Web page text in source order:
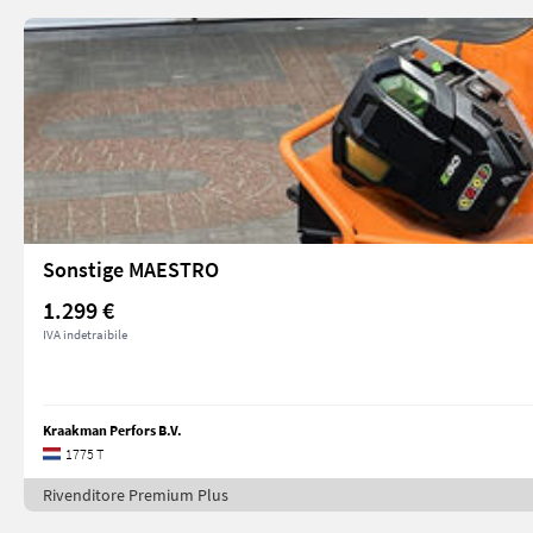
Sonstige MAESTRO
1.299 €
IVA indetraibile
Kraakman Perfors B.V.
1775 T
Rivenditore Premium Plus